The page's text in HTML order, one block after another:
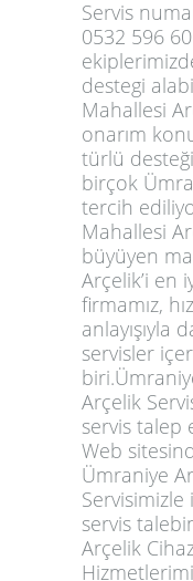
Servis
0532 596
destegi
Mahallesi
onarım
türlü
birçok
tercih
Mahallesi
büyüyen
Arçelik’i en
firmamız,
anlayışıyla
servisler
Arçelik
servis talep
Web
Ümraniye
servis
Arçelik